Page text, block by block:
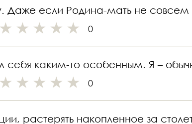
Даже если Родина-мать не совсем
0
себя каким-то особенным. Я –
0
растерять накопленное за